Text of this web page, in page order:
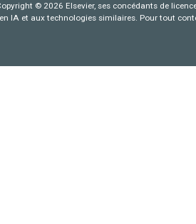
© 2026 Elsevier, ses concédants de
IA et aux technologies similaires. Pour tout